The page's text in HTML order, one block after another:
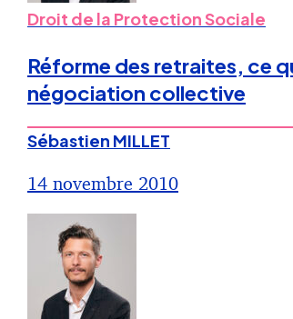
Droit de la Protection Sociale
Réforme des retraites, ce
négociation collective
Sébastien MILLET
14 novembre 2010